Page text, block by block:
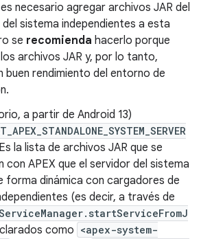
necesario agregar archivos JAR del
sistema independientes a esta
se recomienda hacerlo porque
archivos JAR y, por lo tanto,
buen rendimiento del entorno de
a partir de Android 13)
la lista de archivos JAR que se
con APEX que el servidor del sistema
forma dinámica con cargadores de
(es decir, a través de
como <apex-system-